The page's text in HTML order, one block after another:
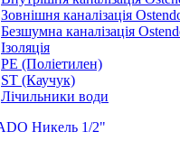
Зовнішня каналізація
Безшумна каналізація
Ізоляція
PE (Поліетилен)
ST (Каучук)
Лічильники води